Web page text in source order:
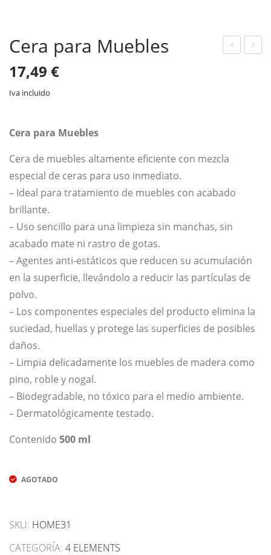
CO
R
Cera para Muebles
17,49 €
Iva incluido
Cera para Muebles
Cera de muebles altamente eficiente con mezcla
especial de ceras para uso inmediato.
– Ideal para tratamiento de muebles con acabado
brillante.
– Uso sencillo para una limpieza sin manchas, sin
acabado mate ni rastro de gotas.
– Agentes anti-estáticos que reducen su acumulación
en la superficie, llevándolo a reducir las partículas de
polvo.
– Los componentes especiales del producto elimina la
suciedad, huellas y protege las superficies de posibles
daños.
– Limpia delicadamente los muebles de madera como
pino, roble y nogal.
– Biodegradable, no tóxico para el medio ambiente.
– Dermatológicamente testado.
Contenido 500 ml
AGOTADO
SKU: HOME31
CATEGORÍA: 4 ELEMENTS